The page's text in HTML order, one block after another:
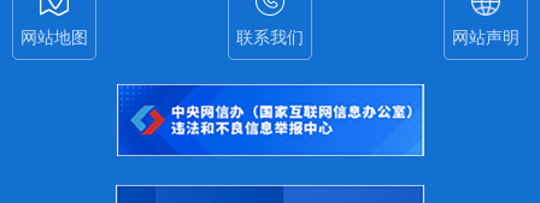
网站地图 联系我们 网站声明